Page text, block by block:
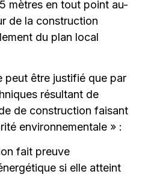
mètres en tout point au-
de la construction
du plan local
peut être justifié que par
résultant de
de construction faisant
environnementale » :
fait preuve
si elle atteint